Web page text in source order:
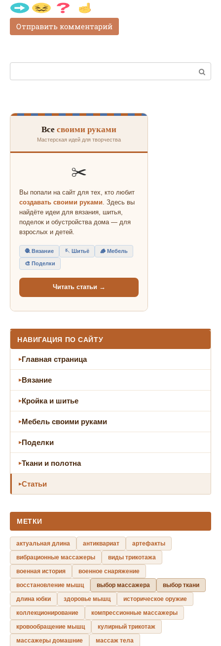
Поиск:
Все своими руками
Мастерская идей для творчества
✂️
Вы попали на сайт для тех, кто любит
создавать своими руками. Здесь вы
найдёте идеи для вязания, шитья,
поделок и обустройства дома — для
взрослых и детей.
🧶 Вязание 🪡 Шитьё 🪵 Мебель
🎨 Поделки
Читать статьи →
НАВИГАЦИЯ ПО САЙТУ
Главная страница
Вязание
Кройка и шитье
Мебель своими руками
Поделки
Ткани и полотна
Статьи
МЕТКИ
актуальная длина антиквариат
артефакты
вибрационные массажеры
виды трикотажа
военная история
военное снаряжение
восстановление мышц
выбор массажера
выбор ткани
длина юбки
здоровье мышц
историческое оружие
коллекционирование
компрессионные массажеры
кровообращение мышц
кулирный трикотаж
массажеры домашние
массаж тела